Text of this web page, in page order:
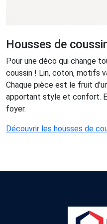
Housses de
Pour une déco qui change
coussin ! Lin, coton, motifs
Chaque pièce est le fruit
apportant style et confort.
foyer.
Découvrir les housses de